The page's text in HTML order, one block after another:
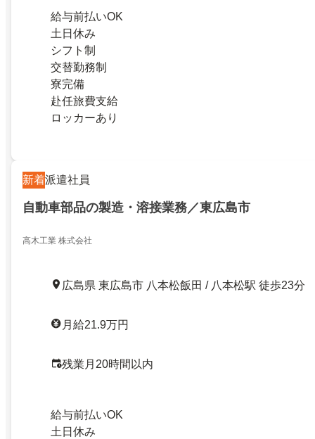
給与前払いOK
土日休み
シフト制
交替勤務制
寮完備
赴任旅費支給
ロッカーあり
新着派遣社員
自動車部品の製造・溶接業務／東広島市
高木工業 株式会社
広島県 東広島市 八本松飯田 / 八本松駅 徒歩23分
月給21.9万円
残業月20時間以内
給与前払いOK
土日休み